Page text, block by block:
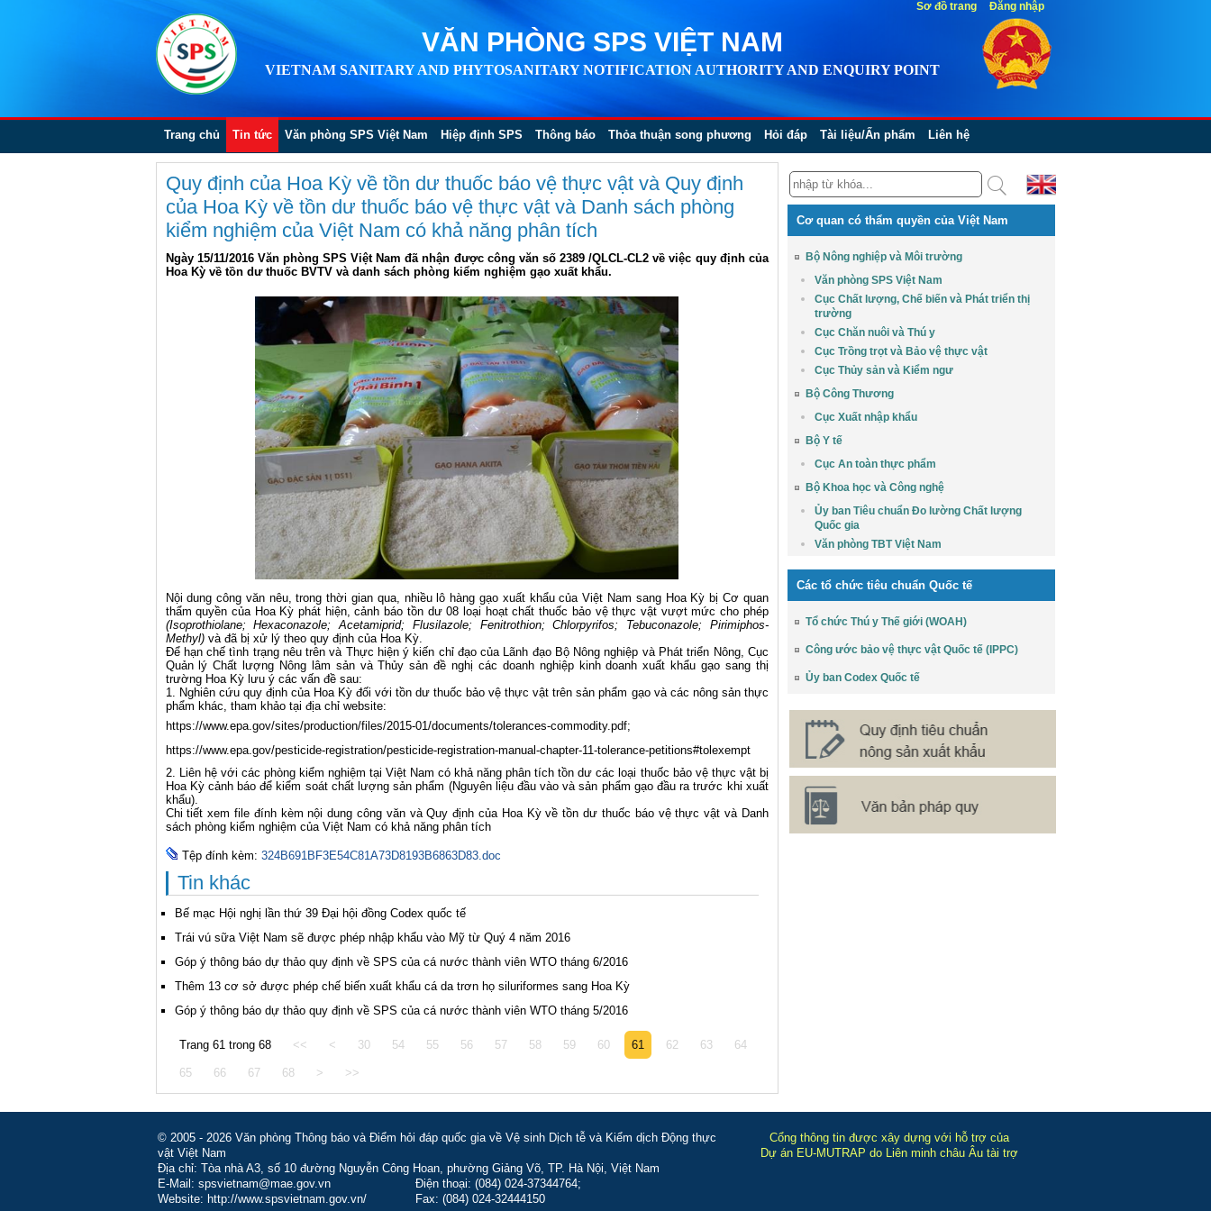
VĂN PHÒNG SPS VIỆT NAM
VIETNAM SANITARY AND PHYTOSANITARY NOTIFICATION AUTHORITY AND ENQUIRY POINT
Trang chủ Tin tức Văn phòng SPS Việt Nam Hiệp định SPS Thông báo Thỏa thuận song phương Hỏi đáp Tài liệu/Ấn phẩm Liên hệ
Quy định của Hoa Kỳ về tồn dư thuốc báo vệ thực vật và Quy định
của Hoa Kỳ về tồn dư thuốc báo vệ thực vật và Danh sách phòng
kiểm nghiệm của Việt Nam có khả năng phân tích
Ngày 15/11/2016 Văn phòng SPS Việt Nam đã nhận được công văn số 2389 /QLCL-CL2 về việc quy định của
Hoa Kỳ về tồn dư thuốc BVTV và danh sách phòng kiểm nghiệm gạo xuất khẩu.
Nội dung công văn nêu, trong thời gian qua, nhiều lô hàng gạo xuất khẩu của Việt Nam sang Hoa Kỳ bị Cơ quan
thẩm quyền của Hoa Kỳ phát hiện, cảnh báo tồn dư 08 loại hoạt chất thuốc bảo vệ thực vật vượt mức cho phép
(Isoprothiolane; Hexaconazole; Acetamiprid; Flusilazole; Fenitrothion; Chlorpyrifos; Tebuconazole; Pirimiphos-
Methyl) và đã bị xử lý theo quy định của Hoa Kỳ.
Để hạn chế tình trạng nêu trên và Thực hiện ý kiến chỉ đạo của Lãnh đạo Bộ Nông nghiệp và Phát triển Nông, Cục
Quản lý Chất lượng Nông lâm sản và Thủy sản đề nghị các doanh nghiệp kinh doanh xuất khẩu gạo sang thị
trường Hoa Kỳ lưu ý các vấn đề sau:
1. Nghiên cứu quy định của Hoa Kỳ đối với tồn dư thuốc bảo vệ thực vật trên sản phẩm gạo và các nông sản thực
phẩm khác, tham khảo tại địa chỉ website:
https://www.epa.gov/sites/production/files/2015-01/documents/tolerances-commodity.pdf;
https://www.epa.gov/pesticide-registration/pesticide-registration-manual-chapter-11-tolerance-petitions#tolexempt
2. Liên hệ với các phòng kiểm nghiệm tại Việt Nam có khả năng phân tích tồn dư các loại thuốc bảo vệ thực vật bị
Hoa Kỳ cảnh báo để kiểm soát chất lượng sản phẩm (Nguyên liệu đầu vào và sản phẩm gạo đầu ra trước khi xuất
khẩu).
Chi tiết xem file đính kèm nội dung công văn và Quy định của Hoa Kỳ về tồn dư thuốc báo vệ thực vật và Danh
sách phòng kiểm nghiệm của Việt Nam có khả năng phân tích
Tệp đính kèm: 324B691BF3E54C81A73D8193B6863D83.doc
Tin khác
Bế mạc Hội nghị lần thứ 39 Đại hội đồng Codex quốc tế
Trái vú sữa Việt Nam sẽ được phép nhập khẩu vào Mỹ từ Quý 4 năm 2016
Góp ý thông báo dự thảo quy định về SPS của cá nước thành viên WTO tháng 6/2016
Thêm 13 cơ sở được phép chế biến xuất khẩu cá da trơn họ siluriformes sang Hoa Kỳ
Góp ý thông báo dự thảo quy định về SPS của cá nước thành viên WTO tháng 5/2016
Trang 61 trong 68 << < 30 54 55 56 57 58 59 60 61 62 63 64
65 66 67 68 > >>
Cơ quan có thẩm quyền của Việt Nam
Bộ Nông nghiệp và Môi trường
Văn phòng SPS Việt Nam
Cục Chất lượng, Chế biến và Phát triển thị
trường
Cục Chăn nuôi và Thú y
Cục Trồng trọt và Bảo vệ thực vật
Cục Thủy sản và Kiểm ngư
Bộ Công Thương
Cục Xuất nhập khẩu
Bộ Y tế
Cục An toàn thực phẩm
Bộ Khoa học và Công nghệ
Ủy ban Tiêu chuẩn Đo lường Chất lượng
Quốc gia
Văn phòng TBT Việt Nam
Các tổ chức tiêu chuẩn Quốc tế
Tổ chức Thú y Thế giới (WOAH)
Công ước bảo vệ thực vật Quốc tế (IPPC)
Ủy ban Codex Quốc tế
© 2005 - 2026 Văn phòng Thông báo và Điểm hỏi đáp quốc gia về Vệ sinh Dịch tễ và Kiểm dịch Động thực
vật Việt Nam
Địa chỉ: Tòa nhà A3, số 10 đường Nguyễn Công Hoan, phường Giảng Võ, TP. Hà Nội, Việt Nam
E-Mail: spsvietnam@mae.gov.vn
Điện thoại: (084) 024-37344764;
Website: http://www.spsvietnam.gov.vn/
Fax: (084) 024-32444150
Cổng thông tin được xây dựng với hỗ trợ của
Dự án EU-MUTRAP do Liên minh châu Âu tài trợ
Sơ đồ trang Đăng nhập